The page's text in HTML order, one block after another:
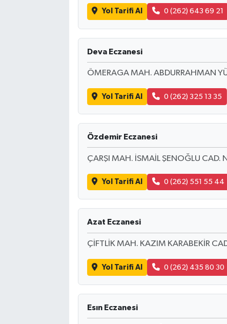
Yol Tarifi Al 0 (262) 643 69 21
Deva Eczanesi
ÖMERAGA MAH. ABDURRAHMAN
Yol Tarifi Al 0 (262) 325 13 35
Özdemir Eczanesi
ÇARŞI MAH. İSMAİL ŞENOĞLU CAD.
Yol Tarifi Al 0 (262) 551 55 44
Azat Eczanesi
ÇİFTLİK MAH. KAZIM KARABEKİR
Yol Tarifi Al 0 (262) 435 80 30
Esın Eczanesi